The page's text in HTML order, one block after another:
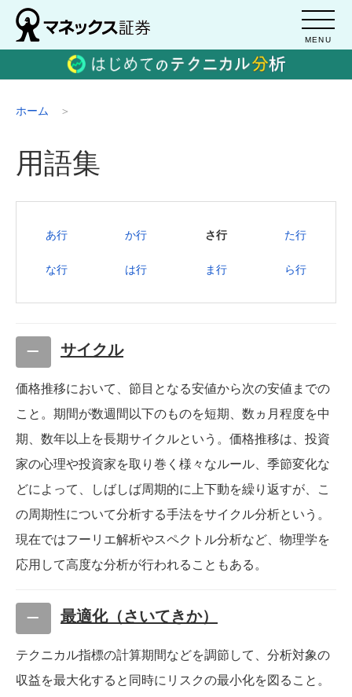
MENU
ホーム
用語集
あ行 か行 さ行 た行
な行 は行 ま行 ら行
サイクル
価格推移において、節目となる安値から次の安値までの
こと。期間が数週間以下のものを短期、数ヵ月程度を中
期、数年以上を長期サイクルという。価格推移は、投資
家の心理や投資家を取り巻く様々なルール、季節変化な
どによって、しばしば周期的に上下動を繰り返すが、こ
の周期性について分析する手法をサイクル分析という。
現在ではフーリエ解析やスペクトル分析など、物理学を
応用して高度な分析が行われることもある。
最適化（さいてきか）
テクニカル指標の計算期間などを調節して、分析対象の
収益を最大化すると同時にリスクの最小化を図ること。